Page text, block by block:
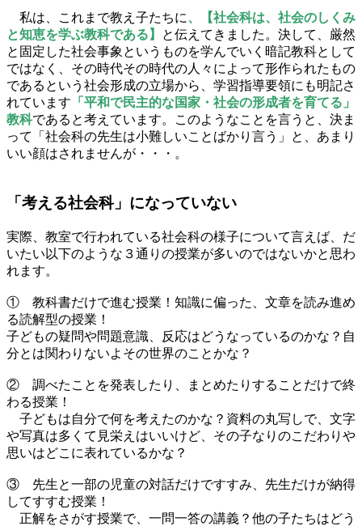
私は、これまで教え子たちに、【社会科は、社会のしくみ
と知恵を学ぶ教科である】
と伝えてきました。決して、厳然
と固定した社会事象というものを学んでいく暗記教科として
ではなく、その時代その時代の人々によって形作られたもの
であるという社会形成の立場から、学習指導要領にも明記さ
れています 「平和で民主的な国家・社会の形成者を育てる」
教科であると考えています。このようなことを言うと、決ま
って「社会科の先生は小難しいことばかり言う」と、あまり
いい顔はされませんが・・・。
「考える社会科」になっていない
実際、教室で行われている社会科の様子について言えば、だ
いたい以下のような３通りの授業が多いのではないかと思わ
れます。
① 教科書だけで進む授業！知識に偏った、文章を読み進め
る読解型の授業！
子どもの疑問や問題意識、反応はどうなっているのかな？自
分とは関わりないよその世界のことかな？
② 調べたことを発表したり、まとめたりすることだけで終
わる授業！
子どもは自分で何を考えたのかな？資料の丸写しで、文字
や写真は多くて見栄えはいいけど、その子なりのこだわりや
思いはどこに表れているかな？
③ 先生と一部の児童の対話だけですすみ、先生だけが納得
してすすむ授業！
正解をさがす授業で、一問一答の講義？他の子たちはどう